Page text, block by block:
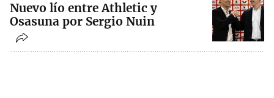
Nuevo lío entre Athletic y
Osasuna por Sergio Nuin